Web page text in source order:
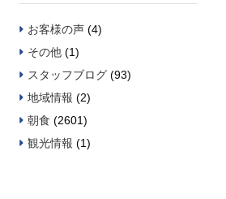
お客様の声 (4)
その他 (1)
スタッフブログ (93)
地域情報 (2)
朝食 (2601)
観光情報 (1)